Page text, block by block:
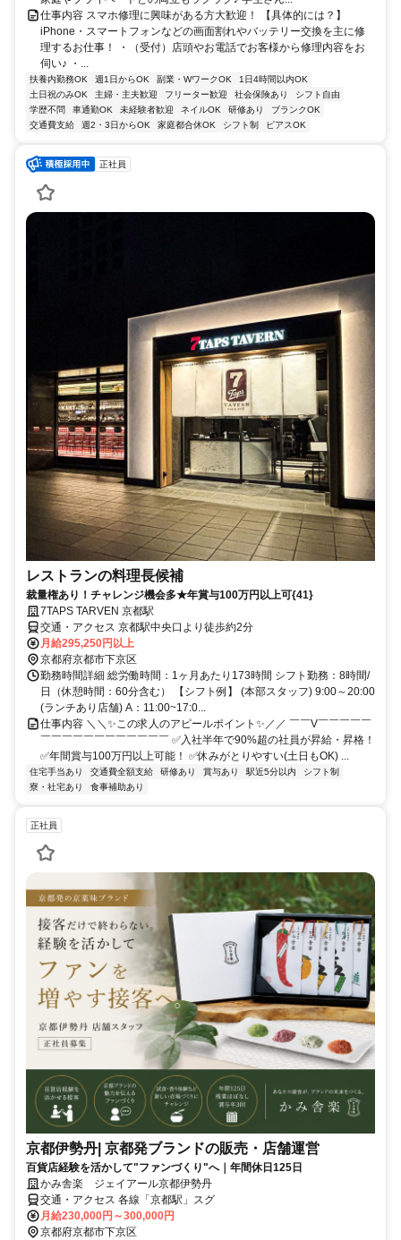
仕事内容 スマホ修理に興味がある方大歓迎！ 【具体的には？】
iPhone・スマートフォンなどの画面割れやバッテリー交換を主に修
理するお仕事！ ・（受付）店頭やお電話でお客様から修理内容をお
伺い♪ ・...
扶養内勤務OK 週1日からOK 副業・WワークOK
1日4時間以内OK
土日祝のみOK
主婦・主夫歓迎 フリーター歓迎 社会保険あり
シフト自由
学歴不問
車通勤OK 未経験者歓迎 ネイルOK 研修あり
ブランクOK
交通費支給
週2・3日からOK 家庭都合休OK シフト制 ピアスOK
正社員
レストランの料理長候補
裁量権あり！チャレンジ機会多★年賞与100万円以上可{41}
7TAPS TARVEN 京都駅
交通・アクセス 京都駅中央口より徒歩約2分
月給295,250円以上
京都府京都市下京区
勤務時間詳細 総労働時間：1ヶ月あたり173時間 シフト勤務：8時間/
日（休憩時間：60分含む） 【シフト例】 (本部スタッフ) 9:00～20:00
(ランチあり店舗) A：11:00~17:0...
仕事内容 ＼＼✨この求人のアピールポイント✨／／ ￣￣V￣￣￣￣￣
￣￣￣￣￣￣￣￣￣￣￣￣ ✅入社半年で90%超の社員が昇給・昇格！
✅年間賞与100万円以上可能！ ✅休みがとりやすい(土日もOK) ...
住宅手当あり 交通費全額支給 研修あり 賞与あり 駅近5分以内
シフト制
寮・社宅あり
食事補助あり
正社員
京都伊勢丹| 京都発ブランドの販売・店舗運営
百貨店経験を活かして"ファンづくり"へ｜年間休日125日
かみ舎楽 ジェイアール京都伊勢丹
交通・アクセス 各線「京都駅」スグ
月給230,000円～300,000円
京都府京都市下京区